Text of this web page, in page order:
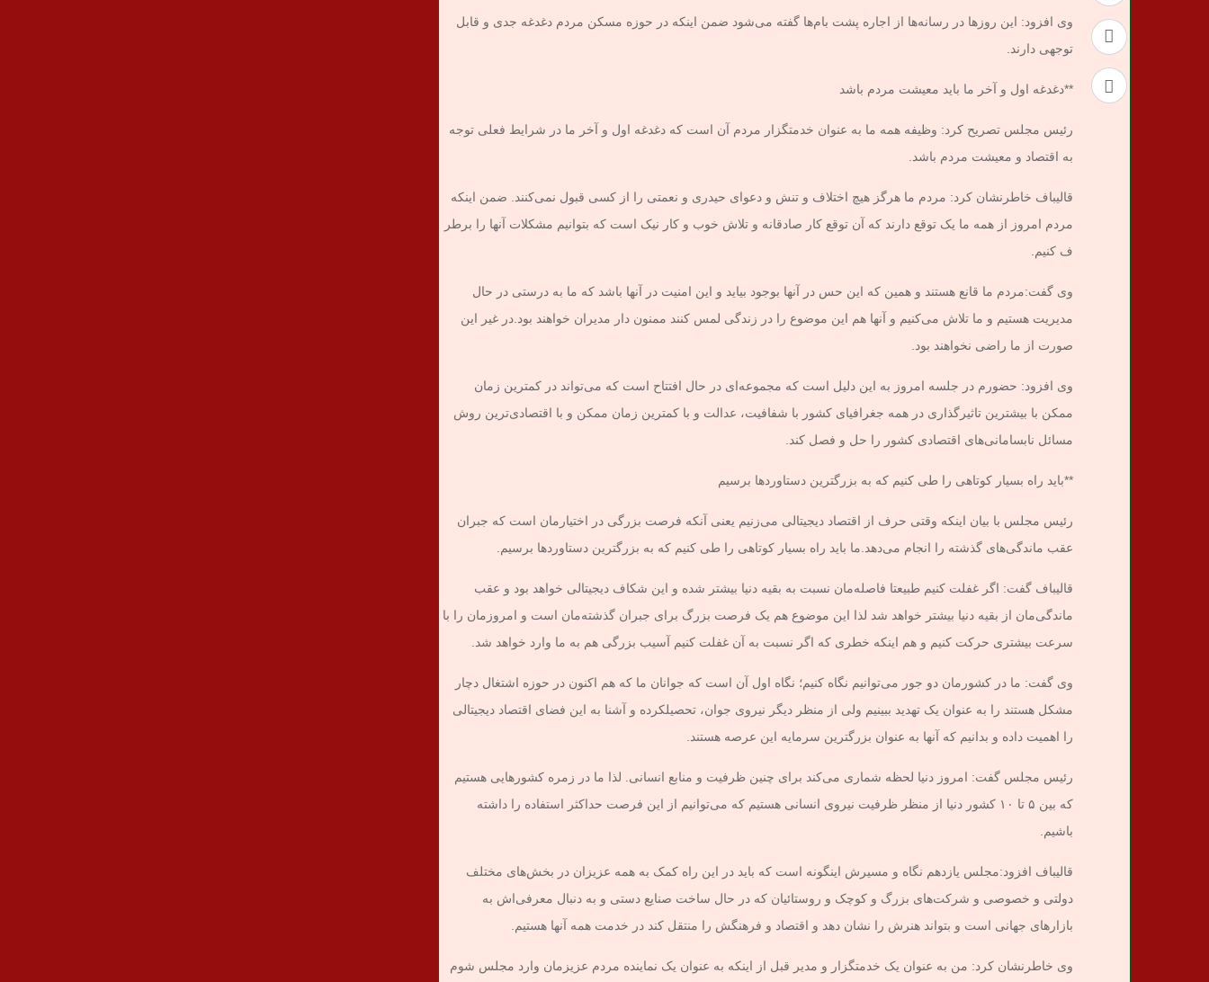
وی افزود: این روزها در رسانه‌ها از اجاره پشت بام‌ها گفته می‌شود ضمن اینکه در حوزه مسکن مردم دغدغه جدی و قابل
توجهی دارند.
**دغدغه اول و آخر ما باید معیشت مردم باشد
رئیس مجلس تصریح کرد: وظیفه همه ما به عنوان خدمتگزار مردم آن است که دغدغه اول و آخر ما در شرایط فعلی توجه
به اقتصاد و معیشت مردم باشد.
قالیباف خاطرنشان کرد: مردم ما هرگز هیچ اختلاف و تنش و دعوای حیدری و نعمتی را از کسی قبول نمی‌کنند. ضمن اینکه
مردم امروز از همه ما یک توقع دارند که آن توقع کار صادقانه و تلاش خوب و کار نیک است که بتوانیم مشکلات آنها را برطر
ف کنیم.
وی گفت:‌مردم ما قانع هستند و همین که این حس در آنها بوجود بیاید و این امنیت در آنها باشد که ما به درستی در حال
مدیریت هستیم و ما تلاش می‌کنیم و آنها هم این موضوع را در زندگی لمس کنند ممنون دار مدیران خواهند بود.در غیر این
صورت از ما راضی نخواهند بود.
وی افزود: حضورم در جلسه امروز به این دلیل است که مجموعه‌ای در حال افتتاح است که می‌تواند در کمترین زمان
ممکن با بیشترین تاثیرگذاری در همه جغرافیای کشور با شفافیت، عدالت و با کمترین زمان ممکن و با اقتصادی‌ترین روش
مسائل نابسامانی‌های اقتصادی کشور را حل و فصل کند.
**باید راه بسیار کوتاهی را طی کنیم که به بزرگترین دستاوردها برسیم
رئیس مجلس با بیان اینکه وقتی حرف از اقتصاد دیجیتالی می‌زنیم یعنی آنکه فرصت بزرگی در اختیارمان است که جبران
عقب ماندگی‌های گذشته را انجام می‌دهد.ما باید راه بسیار کوتاهی را طی کنیم که به بزرگترین دستاوردها برسیم.
قالیباف گفت: اگر غفلت کنیم طبیعتا فاصله‌مان نسبت به بقیه دنیا بیشتر شده و این شکاف دیجیتالی خواهد بود و عقب
ماندگی‌مان از بقیه دنیا بیشتر خواهد شد لذا این موضوع هم یک فرصت بزرگ برای جبران گذشته‌مان است و امروزمان را با
سرعت بیشتری حرکت کنیم و هم اینکه خطری که اگر نسبت به آن غفلت کنیم آسیب بزرگی هم به ما وارد خواهد شد.
وی گفت: ما در کشورمان دو جور می‌توانیم نگاه کنیم؛ نگاه اول آن است که جوانان ما که هم اکنون در حوزه اشتغال دچار
مشکل هستند را به عنوان یک تهدید ببینیم ولی از منظر دیگر نیروی جوان، تحصیلکرده و آشنا به این فضای اقتصاد دیجیتالی
را اهمیت داده و بدانیم که آنها به عنوان بزرگترین سرمایه این عرصه هستند.
رئیس مجلس گفت: امروز دنیا لحظه شماری می‌کند برای چنین ظرفیت و منابع انسانی. لذا ما در زمره کشورهایی هستیم
که بین ۵ تا ۱۰ کشور دنیا از منظر ظرفیت نیروی انسانی هستیم که می‌توانیم از این فرصت حداکثر استفاده را داشته
باشیم.
قالیباف افزود:‌مجلس یازدهم نگاه و مسیرش اینگونه است که باید در این راه کمک به همه عزیزان در بخش‌های مختلف
دولتی و خصوصی و شرکت‌های بزرگ و کوچک و روستائیان که در حال ساخت صنایع دستی و به دنبال معرفی‌اش به
بازارهای جهانی است و بتواند هنرش را نشان دهد و اقتصاد و فرهنگش را منتقل کند در خدمت همه آنها هستیم.
وی خاطرنشان کرد: من به عنوان یک خدمتگزار و مدیر قبل از اینکه به عنوان یک نماینده مردم عزیزمان وارد مجلس شوم